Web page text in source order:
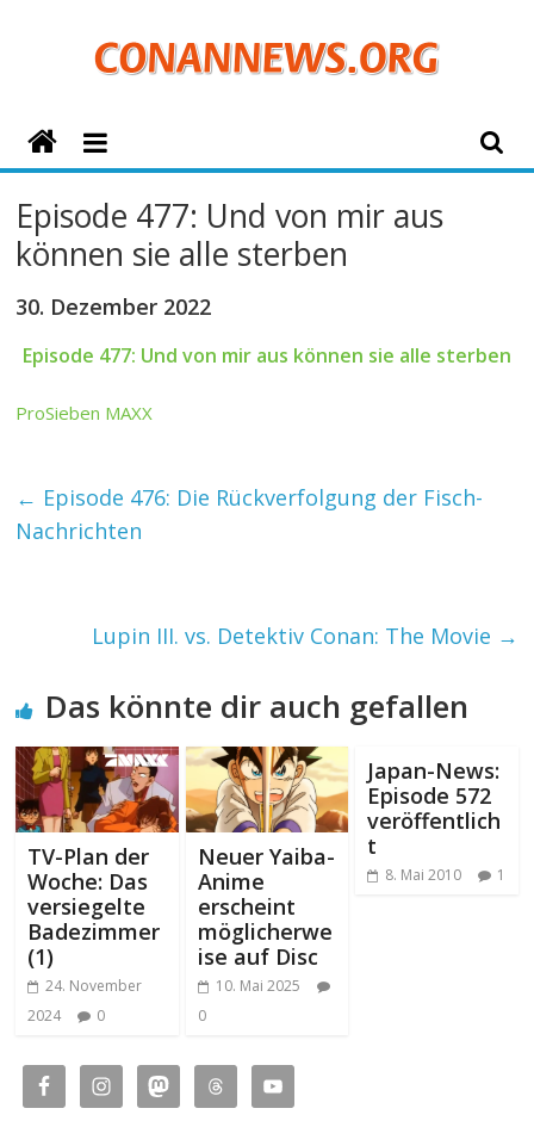
ConanNews.org
Conan
News
Episode 477: Und von mir aus
können sie alle sterben
30. Dezember 2022
Episode 477: Und von mir aus können sie alle sterben
ProSieben MAXX
← Episode 476: Die Rückverfolgung der Fisch-
Nachrichten
Lupin III. vs. Detektiv Conan: The Movie →
Das könnte dir auch gefallen
TV-Plan der
Woche: Das
versiegelte
Badezimmer
(1)
24. November
2024
0
Neuer Yaiba-
Anime
erscheint
möglicherwe
ise auf Disc
10. Mai 2025
0
Japan-News:
Episode 572
veröffentlich
t
8. Mai 2010 1